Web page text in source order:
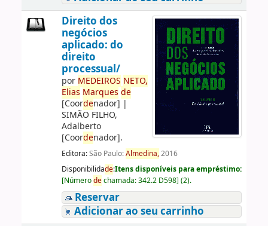
Direito dos
negócios
aplicado: do
direito
processual/
por MEDEIROS NETO,
Elias Marques de
[Coordenador] |
SIMÃO FILHO,
Adalberto
[Coordenador].
Editora:São Paulo:Almedina,2016
Disponibilidade:Itens disponíveis para empréstimo:
[Númerodechamada:342.2 D598] (2).
Reservar
Adicionar ao seu carrinho